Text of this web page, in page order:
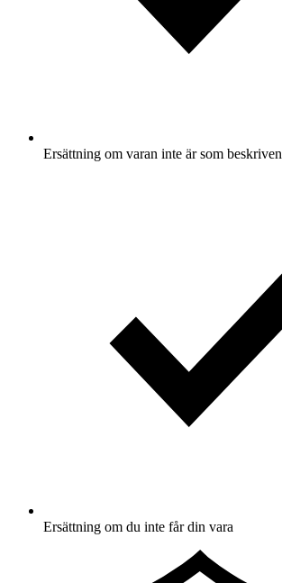
Ersättning om varan inte är som beskriven
Ersättning om du inte får din vara